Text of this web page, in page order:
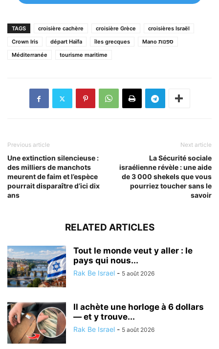
TAGS croisière cachère croisière Grèce
croisières Israël
Crown Iris
départ Haïfa îles grecques
Mano ספנות
Méditerranée
tourisme maritime
Previous article
Une extinction silencieuse :
des milliers de manchots
meurent de faim et l’espèce
pourrait disparaître d’ici dix
ans
Next article
La Sécurité sociale
israélienne révèle : une aide
de 3 000 shekels que vous
pourriez toucher sans le
savoir
RELATED ARTICLES
Tout le monde veut y aller : le
pays qui nous...
Rak Be Israel - 5 août 2026
Il achète une horloge à 6 dollars
— et y trouve...
Rak Be Israel - 5 août 2026